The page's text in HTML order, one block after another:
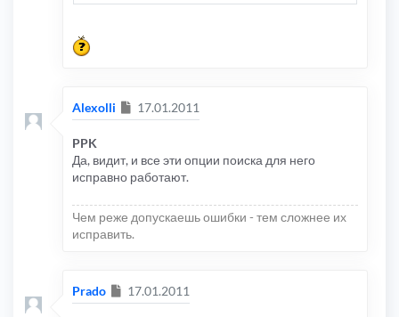
Alexolli Сообщение
17.01.2011
PPK
Да, видит, и все эти опции поиска для него
исправно работают.
Чем реже допускаешь ошибки - тем сложнее их
исправить.
Prado Сообщение
17.01.2011